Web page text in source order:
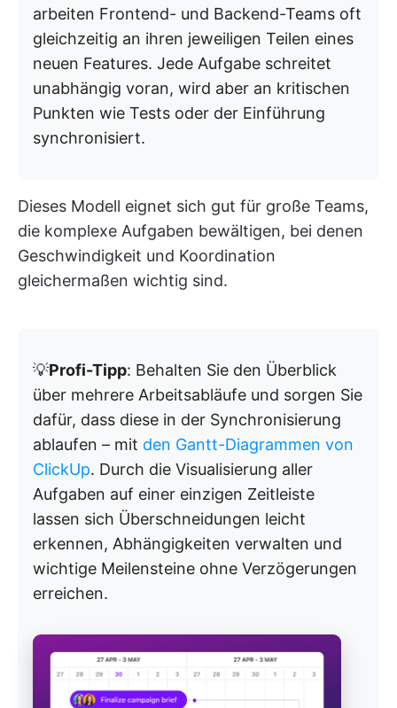
arbeiten Frontend- und Backend-Teams oft
gleichzeitig an ihren jeweiligen Teilen eines
neuen Features. Jede Aufgabe schreitet
unabhängig voran, wird aber an kritischen
Punkten wie Tests oder der Einführung
synchronisiert.
Dieses Modell eignet sich gut für große Teams,
die komplexe Aufgaben bewältigen, bei denen
Geschwindigkeit und Koordination
gleichermaßen wichtig sind.
💡Profi-Tipp: Behalten Sie den Überblick
über mehrere Arbeitsabläufe und sorgen Sie
dafür, dass diese in der Synchronisierung
ablaufen – mit den Gantt-Diagrammen von
ClickUp. Durch die Visualisierung aller
Aufgaben auf einer einzigen Zeitleiste
lassen sich Überschneidungen leicht
erkennen, Abhängigkeiten verwalten und
wichtige Meilensteine ohne Verzögerungen
erreichen.